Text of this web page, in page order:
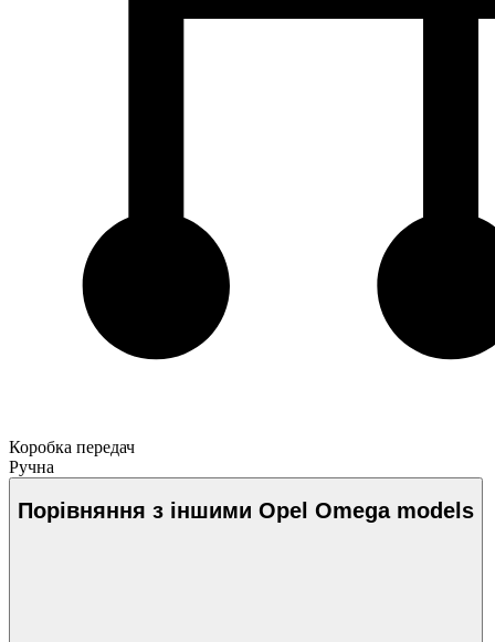
Коробка передач
Ручна
Порівняння з іншими Opel Omega models